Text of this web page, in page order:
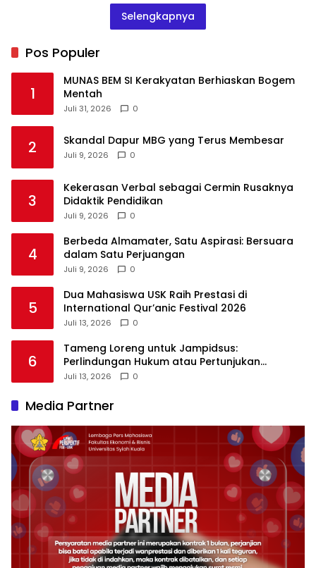
Selengkapnya
Pos Populer
1
MUNAS BEM SI Kerakyatan Berhiaskan Bogem
Mentah
Juli 31, 2026 0
2 Skandal Dapur MBG yang Terus Membesar
Juli 9, 2026 0
3
Kekerasan Verbal sebagai Cermin Rusaknya
Didaktik Pendidikan
Juli 9, 2026 0
4
Berbeda Almamater, Satu Aspirasi: Bersuara
dalam Satu Perjuangan
Juli 9, 2026 0
5
Dua Mahasiswa USK Raih Prestasi di
International Qur’anic Festival 2026
Juli 13, 2026 0
6
Tameng Loreng untuk Jampidsus:
Perlindungan Hukum atau Pertunjukan
Kekuasaan?
Juli 13, 2026 0
Media Partner